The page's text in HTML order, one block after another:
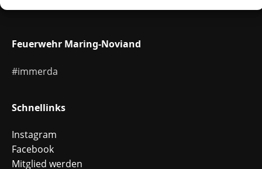
Feuerwehr Maring-Noviand
#immerda
Schnellinks
Instagram
Facebook
Mitglied werden